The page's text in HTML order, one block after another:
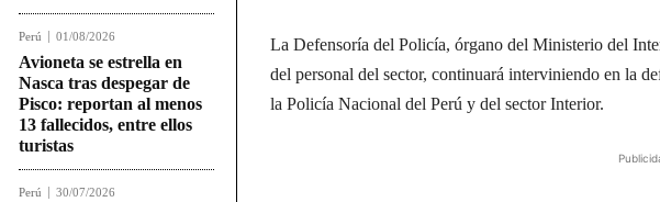
Perú 01/08/2026
Avioneta se estrella en
Nasca tras despegar de
Pisco: reportan al menos
13 fallecidos, entre ellos
turistas
Perú 30/07/2026
La Defensoría del Policía, órgano del Ministerio del
del personal del sector, continuará interviniendo en la
la Policía Nacional del Perú y del sector Interior.